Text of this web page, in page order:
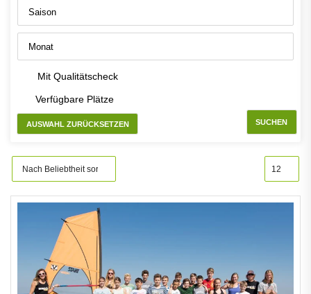
Mit Qualitätscheck
Verfügbare Plätze
AUSWAHL ZURÜCKSETZEN SUCHEN